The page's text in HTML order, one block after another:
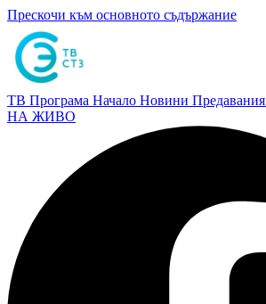
Прескочи към основното съдържание
ТВ Програма Начало Новини Предавания
НА ЖИВО